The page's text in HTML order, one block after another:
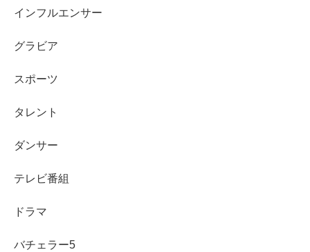
インフルエンサー
グラビア
スポーツ
タレント
ダンサー
テレビ番組
ドラマ
バチェラー5